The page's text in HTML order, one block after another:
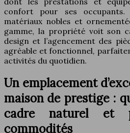
confort pour ses occupants.
matériaux nobles et
gamme, la propriété voit son
design et l’agencement des
agréable et fonctionnel,
activités du quotidien.
Un emplacement
maison de prestige :
cadre naturel et
commodités